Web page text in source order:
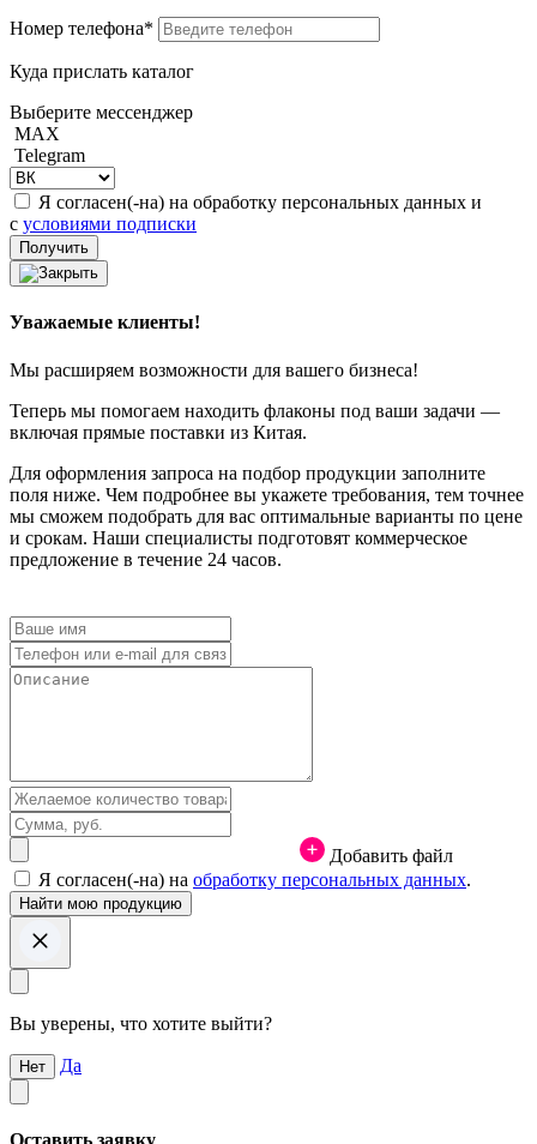
Номер телефона*
Куда прислать каталог
Выберите мессенджер
MAX
Telegram
Я согласен(-на) на обработку персональных данных и
с условиями подписки
Уважаемые клиенты!
Мы расширяем возможности для вашего бизнеса!
Теперь мы помогаем находить флаконы под ваши задачи —
включая прямые поставки из Китая.
Для оформления запроса на подбор продукции заполните
поля ниже. Чем подробнее вы укажете требования, тем точнее
мы сможем подобрать для вас оптимальные варианты по цене
и срокам. Наши специалисты подготовят коммерческое
предложение в течение 24 часов.
Добавить файл
Я согласен(-на) на обработку персональных данных.
Вы уверены, что хотите выйти?
Нет Да
Оставить заявку